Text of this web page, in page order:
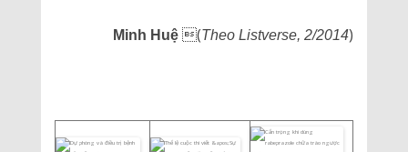
Minh Huệ(Theo Listverse, 2/2014)